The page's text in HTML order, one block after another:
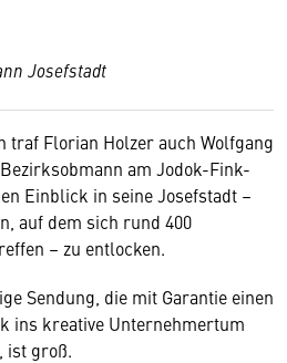
Josefstadt
traf Florian Holzer auch Wolfgang
am Jodok-Fink-
Einblick in seine Josefstadt –
auf dem sich rund 400
– zu entlocken.
Sendung, die mit Garantie einen
ins kreative Unternehmertum
ist groß.